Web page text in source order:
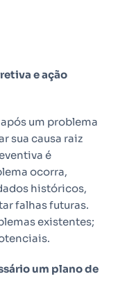
e ação
um problema
sua causa raiz
é
ocorra,
históricos,
falhas futuras.
existentes;
um plano de